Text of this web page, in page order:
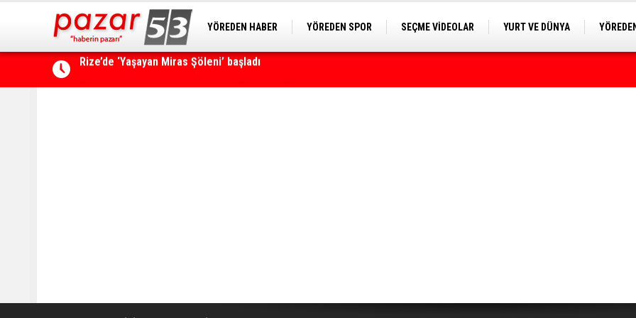
YÖREDEN HABER YÖREDEN SPOR SEÇME VİDEOLAR YURT VE DÜNYA
Çamlıhemşin'de kayıp vatandaş 600 metrelik uçurumda bulundu